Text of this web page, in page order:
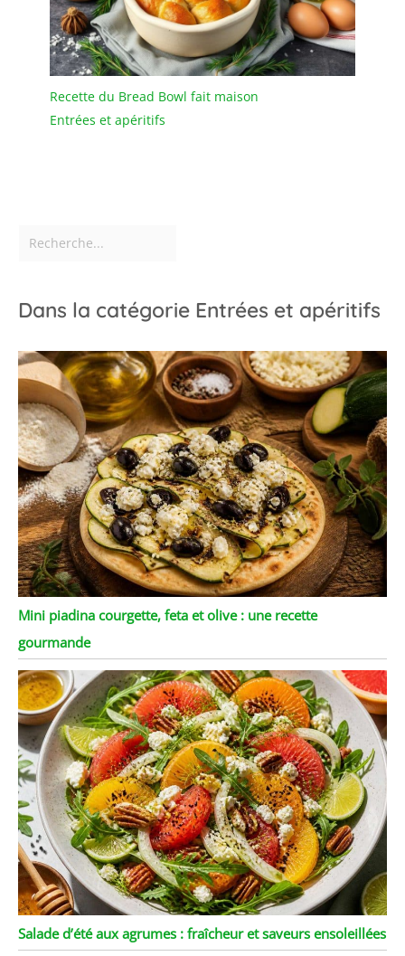
solide.
Recette du Bread Bowl fait maison
Entrées et apéritifs
Dans la catégorie Entrées et apéritifs
Mini piadina courgette, feta et olive : une recette
gourmande
Salade d’été aux agrumes : fraîcheur et saveurs ensoleillées